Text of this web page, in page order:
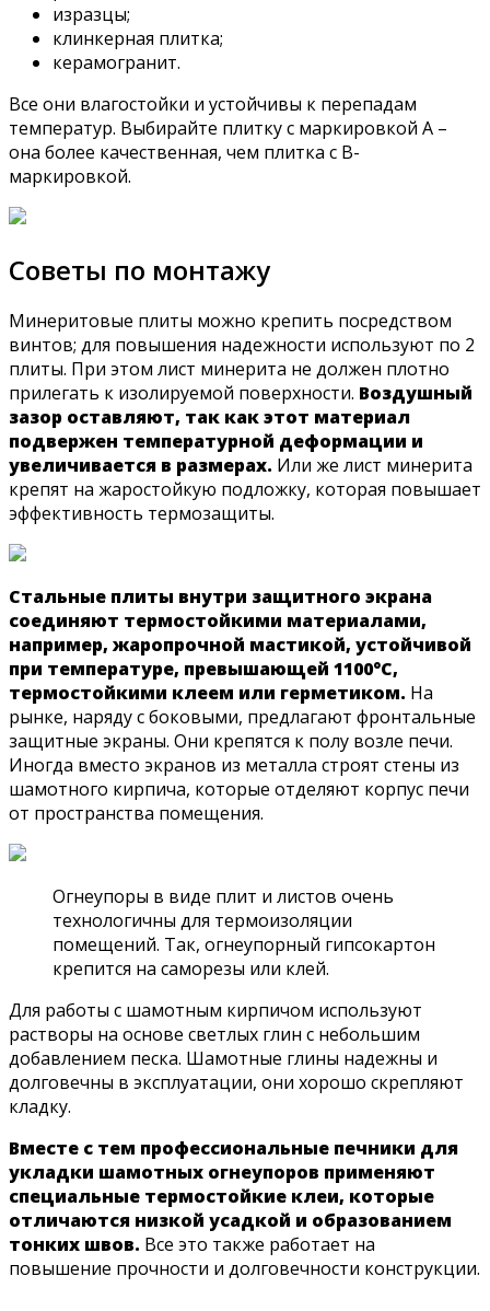
изразцы;
клинкерная плитка;
керамогранит.
Все они влагостойки и устойчивы к перепадам
температур. Выбирайте плитку с маркировкой А –
она более качественная, чем плитка с В-
маркировкой.
Советы по монтажу
Минеритовые плиты можно крепить посредством
винтов; для повышения надежности используют по 2
плиты. При этом лист минерита не должен плотно
прилегать к изолируемой поверхности. Воздушный
зазор оставляют, так как этот материал
подвержен температурной деформации и
увеличивается в размерах. Или же лист минерита
крепят на жаростойкую подложку, которая повышает
эффективность термозащиты.
Стальные плиты внутри защитного экрана
соединяют термостойкими материалами,
например, жаропрочной мастикой, устойчивой
при температуре, превышающей 1100°С,
термостойкими клеем или герметиком. На
рынке, наряду с боковыми, предлагают фронтальные
защитные экраны. Они крепятся к полу возле печи.
Иногда вместо экранов из металла строят стены из
шамотного кирпича, которые отделяют корпус печи
от пространства помещения.
Огнеупоры в виде плит и листов очень
технологичны для термоизоляции
помещений. Так, огнеупорный гипсокартон
крепится на саморезы или клей.
Для работы с шамотным кирпичом используют
растворы на основе светлых глин с небольшим
добавлением песка. Шамотные глины надежны и
долговечны в эксплуатации, они хорошо скрепляют
кладку.
Вместе с тем профессиональные печники для
укладки шамотных огнеупоров применяют
специальные термостойкие клеи, которые
отличаются низкой усадкой и образованием
тонких швов. Все это также работает на
повышение прочности и долговечности конструкции.